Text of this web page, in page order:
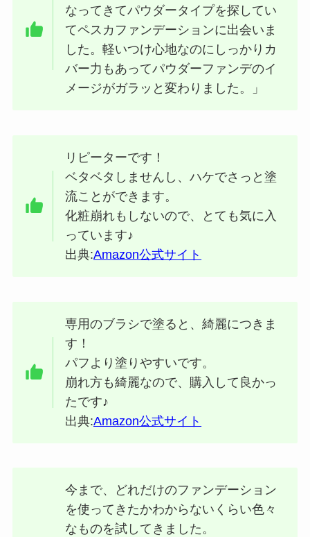
なってきてパウダータイプを探してい
てペスカファンデーションに出会いま
した。軽いつけ心地なのにしっかりカ
バー力もあってパウダーファンデのイ
メージがガラッと変わりました。」
リピーターです！
ベタベタしませんし、ハケでさっと塗
流ことができます。
化粧崩れもしないので、とても気に入
っています♪
出典:Amazon公式サイト
専用のブラシで塗ると、綺麗につきま
す！
パフより塗りやすいです。
崩れ方も綺麗なので、購入して良かっ
たです♪
出典:Amazon公式サイト
今まで、どれだけのファンデーション
を使ってきたかわからないくらい色々
なものを試してきました。